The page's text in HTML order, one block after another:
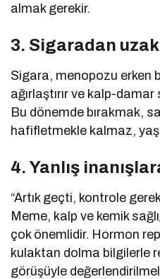
almak gerekir.
3. Sigaradan
Sigara, menopozu erken
ağırlaştırır ve kalp-damar
Bu dönemde bırakmak,
hafifletmekle kalmaz,
4. Yanlış
“Artık geçti, kontrole
Meme, kalp ve kemik
çok önemlidir. Hormon
kulaktan dolma bilgilerle
görüşüyle